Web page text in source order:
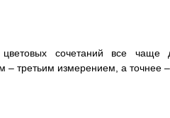
цветовых сочетаний все чаще
– третьим измерением, а точнее –